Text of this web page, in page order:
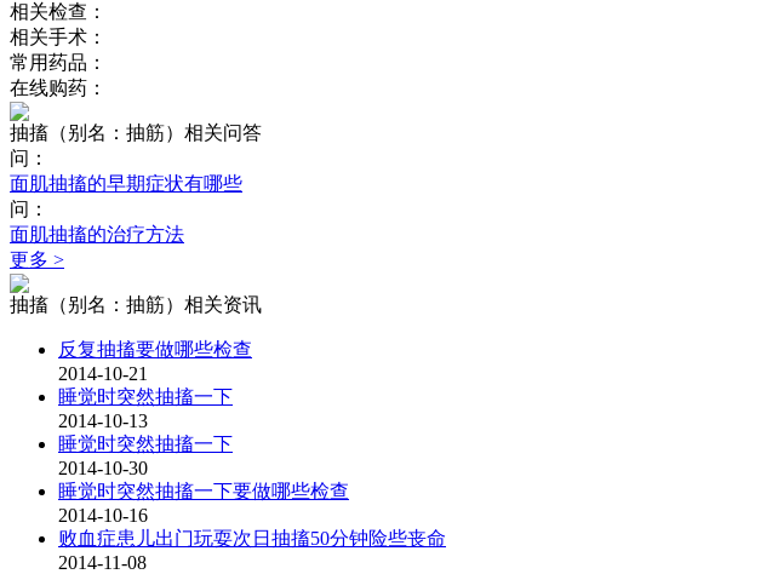
相关检查：
相关手术：
常用药品：
在线购药：
抽搐（别名：抽筋）相关问答
问：
面肌抽搐的早期症状有哪些
问：
面肌抽搐的治疗方法
更多 >
抽搐（别名：抽筋）相关资讯
反复抽搐要做哪些检查
2014-10-21
睡觉时突然抽搐一下
2014-10-13
睡觉时突然抽搐一下
2014-10-30
睡觉时突然抽搐一下要做哪些检查
2014-10-16
败血症患儿出门玩耍次日抽搐50分钟险些丧命
2014-11-08